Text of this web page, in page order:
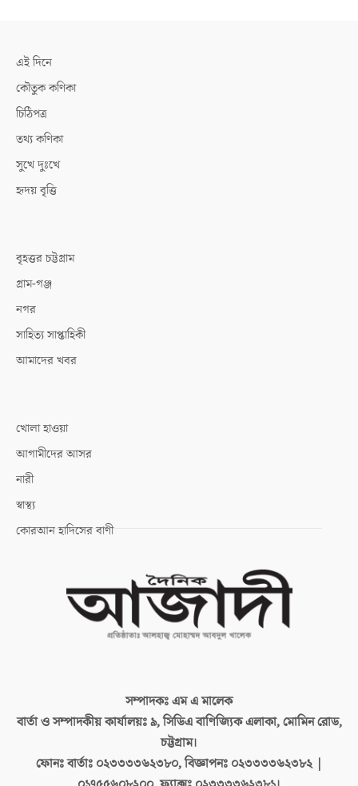
এই দিনে
কৌতুক কণিকা
চিঠিপত্র
তথ্য কণিকা
সুখে দুঃখে
হৃদয় বৃত্তি
বৃহত্তর চট্টগ্রাম
গ্রাম-গঞ্জ
নগর
সাহিত্য সাপ্তাহিকী
আমাদের খবর
খোলা হাওয়া
আগামীদের আসর
নারী
স্বাস্থ্য
কোরআন হাদিসের বাণী
সম্পাদকঃএম এ মালেক
বার্তা ও সম্পাদকীয় কার্যালয়ঃ৯, সিডিএ বাণিজ্যিক এলাকা, মোমিন রোড,
চট্টগ্রাম।
ফোনঃ বার্তাঃ ০২৩৩৩৩৬২৩৮০, বিজ্ঞাপনঃ ০২৩৩৩৩৬২৩৮২ |